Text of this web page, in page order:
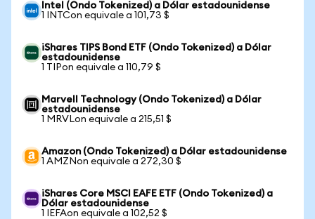
Intel (Ondo Tokenized) a Dólar estadounidense
1 INTCon equivale a 101,73 $
iShares TIPS Bond ETF (Ondo Tokenized) a Dólar
estadounidense
1 TIPon equivale a 110,79 $
Marvell Technology (Ondo Tokenized) a Dólar
estadounidense
1 MRVLon equivale a 215,51 $
Amazon (Ondo Tokenized) a Dólar estadounidense
1 AMZNon equivale a 272,30 $
iShares Core MSCI EAFE ETF (Ondo Tokenized) a
Dólar estadounidense
1 IEFAon equivale a 102,52 $